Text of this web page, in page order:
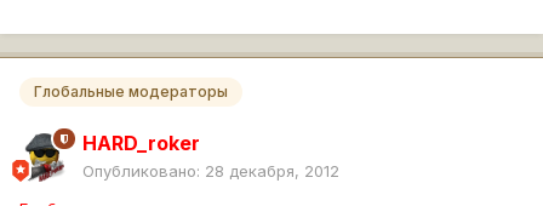
Глобальные модераторы
HARD_roker
Опубликовано: 28 декабря, 2012